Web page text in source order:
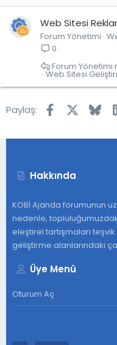
Web Sitesi
Forum Yönetimi
0
Web Sitesi
Forum Yönetimi
Paylaş: Facebook
Hakkında
KOBİ Ajanda forumunun
nedenle,
eleştirel tartışmaları
geliştirme alanlarındaki
Üye Menü
Oturum Aç